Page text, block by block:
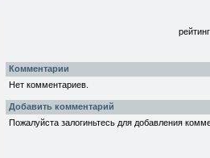
Комментарии
Нет комментариев.
Добавить комментарий
Пожалуйста залогиньтесь для добавления